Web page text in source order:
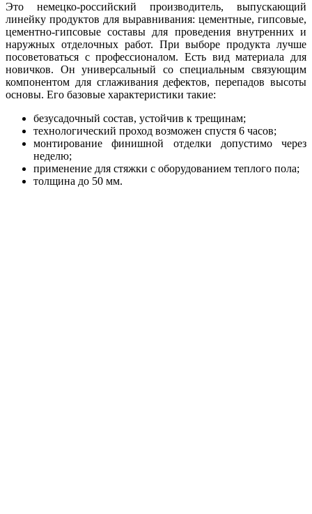
Это немецко-российский производитель, выпускающий
линейку продуктов для выравнивания: цементные, гипсовые,
цементно-гипсовые составы для проведения внутренних и
наружных отделочных работ. При выборе продукта лучше
посоветоваться с профессионалом. Есть вид материала для
новичков. Он универсальный со специальным связующим
компонентом для сглаживания дефектов, перепадов высоты
основы. Его базовые характеристики такие:
безусадочный состав, устойчив к трещинам;
технологический проход возможен спустя 6 часов;
монтирование финишной отделки допустимо через
неделю;
применение для стяжки с оборудованием теплого пола;
толщина до 50 мм.